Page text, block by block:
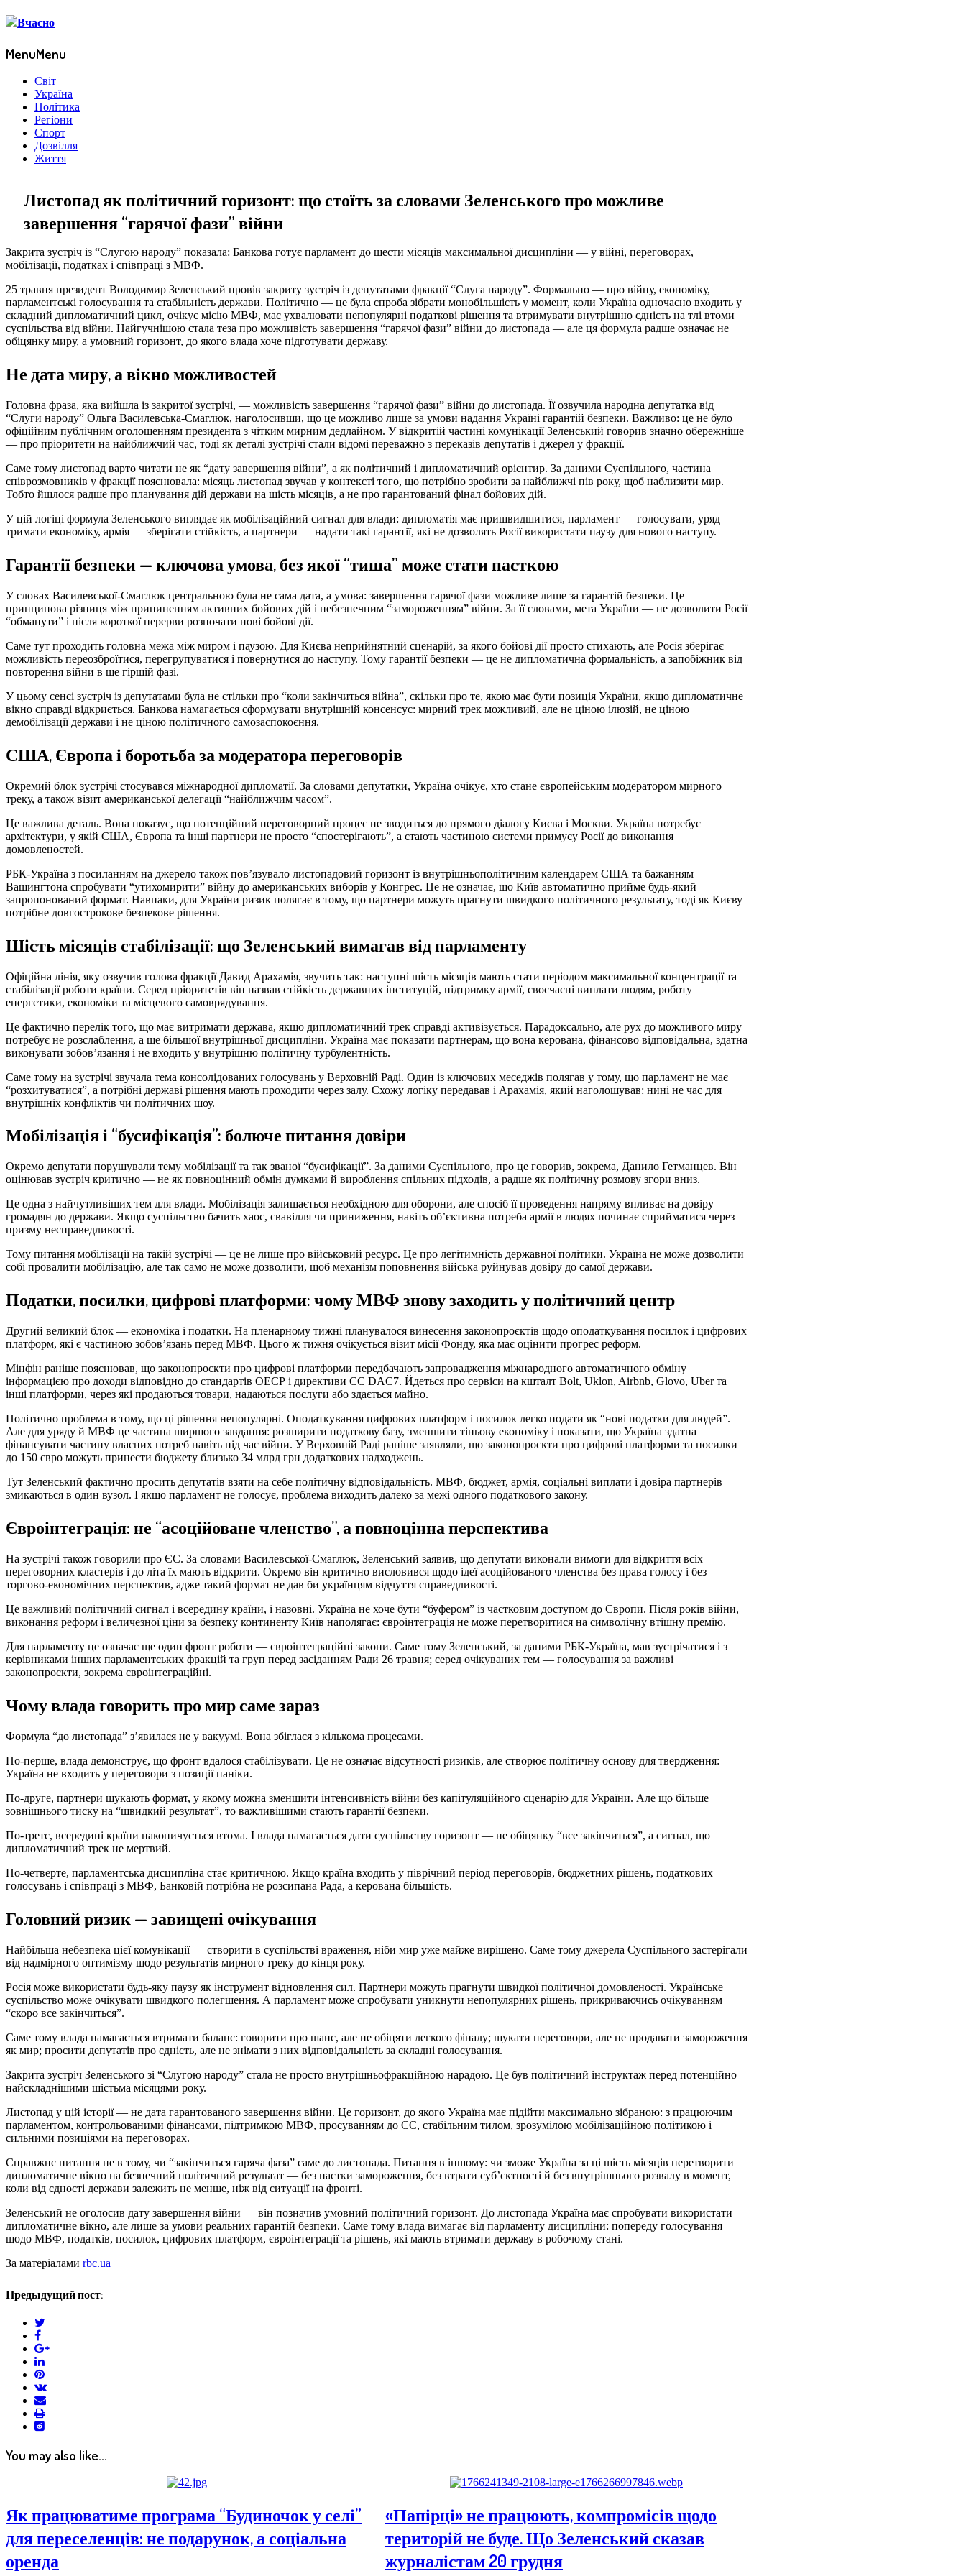
MenuMenu
Світ
Україна
Політика
Регіони
Спорт
Дозвілля
Життя
Листопад як політичний горизонт: що стоїть за словами Зеленського про можливе
завершення “гарячої фази” війни
Закрита зустріч із “Слугою народу” показала: Банкова готує парламент до шести місяців максимальної дисципліни — у війні, переговорах,
мобілізації, податках і співпраці з МВФ.
25 травня президент Володимир Зеленський провів закриту зустріч із депутатами фракції “Слуга народу”. Формально — про війну, економіку,
парламентські голосування та стабільність держави. Політично — це була спроба зібрати монобільшість у момент, коли Україна одночасно входить у
складний дипломатичний цикл, очікує місію МВФ, має ухвалювати непопулярні податкові рішення та втримувати внутрішню єдність на тлі втоми
суспільства від війни. Найгучнішою стала теза про можливість завершення “гарячої фази” війни до листопада — але ця формула радше означає не
обіцянку миру, а умовний горизонт, до якого влада хоче підготувати державу.
Не дата миру, а вікно можливостей
Головна фраза, яка вийшла із закритої зустрічі, — можливість завершення “гарячої фази” війни до листопада. Її озвучила народна депутатка від
“Слуги народу” Ольга Василевська-Смаглюк, наголосивши, що це можливо лише за умови надання Україні гарантій безпеки. Важливо: це не було
офіційним публічним оголошенням президента з чітким мирним дедлайном. У відкритій частині комунікації Зеленський говорив значно обережніше
— про пріоритети на найближчий час, тоді як деталі зустрічі стали відомі переважно з переказів депутатів і джерел у фракції.
Саме тому листопад варто читати не як “дату завершення війни”, а як політичний і дипломатичний орієнтир. За даними Суспільного, частина
співрозмовників у фракції пояснювала: місяць листопад звучав у контексті того, що потрібно зробити за найближчі пів року, щоб наблизити мир.
Тобто йшлося радше про планування дій держави на шість місяців, а не про гарантований фінал бойових дій.
У цій логіці формула Зеленського виглядає як мобілізаційний сигнал для влади: дипломатія має пришвидшитися, парламент — голосувати, уряд —
тримати економіку, армія — зберігати стійкість, а партнери — надати такі гарантії, які не дозволять Росії використати паузу для нового наступу.
Гарантії безпеки — ключова умова, без якої “тиша” може стати пасткою
У словах Василевської-Смаглюк центральною була не сама дата, а умова: завершення гарячої фази можливе лише за гарантій безпеки. Це
принципова різниця між припиненням активних бойових дій і небезпечним “замороженням” війни. За її словами, мета України — не дозволити Росії
“обманути” і після короткої перерви розпочати нові бойові дії.
Саме тут проходить головна межа між миром і паузою. Для Києва неприйнятний сценарій, за якого бойові дії просто стихають, але Росія зберігає
можливість переозброїтися, перегрупуватися і повернутися до наступу. Тому гарантії безпеки — це не дипломатична формальність, а запобіжник від
повторення війни в ще гіршій фазі.
У цьому сенсі зустріч із депутатами була не стільки про “коли закінчиться війна”, скільки про те, якою має бути позиція України, якщо дипломатичне
вікно справді відкриється. Банкова намагається сформувати внутрішній консенсус: мирний трек можливий, але не ціною ілюзій, не ціною
демобілізації держави і не ціною політичного самозаспокоєння.
США, Європа і боротьба за модератора переговорів
Окремий блок зустрічі стосувався міжнародної дипломатії. За словами депутатки, Україна очікує, хто стане європейським модератором мирного
треку, а також візит американської делегації “найближчим часом”.
Це важлива деталь. Вона показує, що потенційний переговорний процес не зводиться до прямого діалогу Києва і Москви. Україна потребує
архітектури, у якій США, Європа та інші партнери не просто “спостерігають”, а стають частиною системи примусу Росії до виконання
домовленостей.
РБК-Україна з посиланням на джерело також пов’язувало листопадовий горизонт із внутрішньополітичним календарем США та бажанням
Вашингтона спробувати “утихомирити” війну до американських виборів у Конгрес. Це не означає, що Київ автоматично прийме будь-який
запропонований формат. Навпаки, для України ризик полягає в тому, що партнери можуть прагнути швидкого політичного результату, тоді як Києву
потрібне довгострокове безпекове рішення.
Шість місяців стабілізації: що Зеленський вимагав від парламенту
Офіційна лінія, яку озвучив голова фракції Давид Арахамія, звучить так: наступні шість місяців мають стати періодом максимальної концентрації та
стабілізації роботи країни. Серед пріоритетів він назвав стійкість державних інституцій, підтримку армії, своєчасні виплати людям, роботу
енергетики, економіки та місцевого самоврядування.
Це фактично перелік того, що має витримати держава, якщо дипломатичний трек справді активізується. Парадоксально, але рух до можливого миру
потребує не розслаблення, а ще більшої внутрішньої дисципліни. Україна має показати партнерам, що вона керована, фінансово відповідальна, здатна
виконувати зобов’язання і не входить у внутрішню політичну турбулентність.
Саме тому на зустрічі звучала тема консолідованих голосувань у Верховній Раді. Один із ключових меседжів полягав у тому, що парламент не має
“розхитуватися”, а потрібні державі рішення мають проходити через залу. Схожу логіку передавав і Арахамія, який наголошував: нині не час для
внутрішніх конфліктів чи політичних шоу.
Мобілізація і “бусифікація”: болюче питання довіри
Окремо депутати порушували тему мобілізації та так званої “бусифікації”. За даними Суспільного, про це говорив, зокрема, Данило Гетманцев. Він
оцінював зустріч критично — не як повноцінний обмін думками й вироблення спільних підходів, а радше як політичну розмову згори вниз.
Це одна з найчутливіших тем для влади. Мобілізація залишається необхідною для оборони, але спосіб її проведення напряму впливає на довіру
громадян до держави. Якщо суспільство бачить хаос, свавілля чи приниження, навіть об’єктивна потреба армії в людях починає сприйматися через
призму несправедливості.
Тому питання мобілізації на такій зустрічі — це не лише про військовий ресурс. Це про легітимність державної політики. Україна не може дозволити
собі провалити мобілізацію, але так само не може дозволити, щоб механізм поповнення війська руйнував довіру до самої держави.
Податки, посилки, цифрові платформи: чому МВФ знову заходить у політичний центр
Другий великий блок — економіка і податки. На пленарному тижні планувалося винесення законопроєктів щодо оподаткування посилок і цифрових
платформ, які є частиною зобов’язань перед МВФ. Цього ж тижня очікується візит місії Фонду, яка має оцінити прогрес реформ.
Мінфін раніше пояснював, що законопроєкти про цифрові платформи передбачають запровадження міжнародного автоматичного обміну
інформацією про доходи відповідно до стандартів ОЕСР і директиви ЄС DAC7. Йдеться про сервіси на кшталт Bolt, Uklon, Airbnb, Glovo, Uber та
інші платформи, через які продаються товари, надаються послуги або здається майно.
Політично проблема в тому, що ці рішення непопулярні. Оподаткування цифрових платформ і посилок легко подати як “нові податки для людей”.
Але для уряду й МВФ це частина ширшого завдання: розширити податкову базу, зменшити тіньову економіку і показати, що Україна здатна
фінансувати частину власних потреб навіть під час війни. У Верховній Раді раніше заявляли, що законопроєкти про цифрові платформи та посилки
до 150 євро можуть принести бюджету близько 34 млрд грн додаткових надходжень.
Тут Зеленський фактично просить депутатів взяти на себе політичну відповідальність. МВФ, бюджет, армія, соціальні виплати і довіра партнерів
змикаються в один вузол. І якщо парламент не голосує, проблема виходить далеко за межі одного податкового закону.
Євроінтеграція: не “асоційоване членство”, а повноцінна перспектива
На зустрічі також говорили про ЄС. За словами Василевської-Смаглюк, Зеленський заявив, що депутати виконали вимоги для відкриття всіх
переговорних кластерів і до літа їх мають відкрити. Окремо він критично висловився щодо ідеї асоційованого членства без права голосу і без
торгово-економічних перспектив, адже такий формат не дав би українцям відчуття справедливості.
Це важливий політичний сигнал і всередину країни, і назовні. Україна не хоче бути “буфером” із частковим доступом до Європи. Після років війни,
виконання реформ і величезної ціни за безпеку континенту Київ наполягає: євроінтеграція не може перетворитися на символічну втішну премію.
Для парламенту це означає ще один фронт роботи — євроінтеграційні закони. Саме тому Зеленський, за даними РБК-Україна, мав зустрічатися і з
керівниками інших парламентських фракцій та груп перед засіданням Ради 26 травня; серед очікуваних тем — голосування за важливі
законопроєкти, зокрема євроінтеграційні.
Чому влада говорить про мир саме зараз
Формула “до листопада” з’явилася не у вакуумі. Вона збіглася з кількома процесами.
По-перше, влада демонструє, що фронт вдалося стабілізувати. Це не означає відсутності ризиків, але створює політичну основу для твердження:
Україна не входить у переговори з позиції паніки.
По-друге, партнери шукають формат, у якому можна зменшити інтенсивність війни без капітуляційного сценарію для України. Але що більше
зовнішнього тиску на “швидкий результат”, то важливішими стають гарантії безпеки.
По-третє, всередині країни накопичується втома. І влада намагається дати суспільству горизонт — не обіцянку “все закінчиться”, а сигнал, що
дипломатичний трек не мертвий.
По-четверте, парламентська дисципліна стає критичною. Якщо країна входить у піврічний період переговорів, бюджетних рішень, податкових
голосувань і співпраці з МВФ, Банковій потрібна не розсипана Рада, а керована більшість.
Головний ризик — завищені очікування
Найбільша небезпека цієї комунікації — створити в суспільстві враження, ніби мир уже майже вирішено. Саме тому джерела Суспільного застерігали
від надмірного оптимізму щодо результатів мирного треку до кінця року.
Росія може використати будь-яку паузу як інструмент відновлення сил. Партнери можуть прагнути швидкої політичної домовленості. Українське
суспільство може очікувати швидкого полегшення. А парламент може спробувати уникнути непопулярних рішень, прикриваючись очікуванням
“скоро все закінчиться”.
Саме тому влада намагається втримати баланс: говорити про шанс, але не обіцяти легкого фіналу; шукати переговори, але не продавати замороження
як мир; просити депутатів про єдність, але не знімати з них відповідальність за складні голосування.
Закрита зустріч Зеленського зі “Слугою народу” стала не просто внутрішньофракційною нарадою. Це був політичний інструктаж перед потенційно
найскладнішими шістьма місяцями року.
Листопад у цій історії — не дата гарантованого завершення війни. Це горизонт, до якого Україна має підійти максимально зібраною: з працюючим
парламентом, контрольованими фінансами, підтримкою МВФ, просуванням до ЄС, стабільним тилом, зрозумілою мобілізаційною політикою і
сильними позиціями на переговорах.
Справжнє питання не в тому, чи “закінчиться гаряча фаза” саме до листопада. Питання в іншому: чи зможе Україна за ці шість місяців перетворити
дипломатичне вікно на безпечний політичний результат — без пастки замороження, без втрати суб’єктності й без внутрішнього розвалу в момент,
коли від єдності держави залежить не менше, ніж від ситуації на фронті.
Зеленський не оголосив дату завершення війни — він позначив умовний політичний горизонт. До листопада Україна має спробувати використати
дипломатичне вікно, але лише за умови реальних гарантій безпеки. Саме тому влада вимагає від парламенту дисципліни: попереду голосування
щодо МВФ, податків, посилок, цифрових платформ, євроінтеграції та рішень, які мають втримати державу в робочому стані.
За матеріалами rbc.ua
Предыдущий пост:
facebook
google+
linkedin
pinterest
vkontakte
email
print
reddit
reddit
You may also like...
Як працюватиме програма “Будиночок у селі”
для переселенців: не подарунок, а соціальна
оренда
«Папірці» не працюють, компромісів щодо
територій не буде. Що Зеленський сказав
журналістам 20 грудня